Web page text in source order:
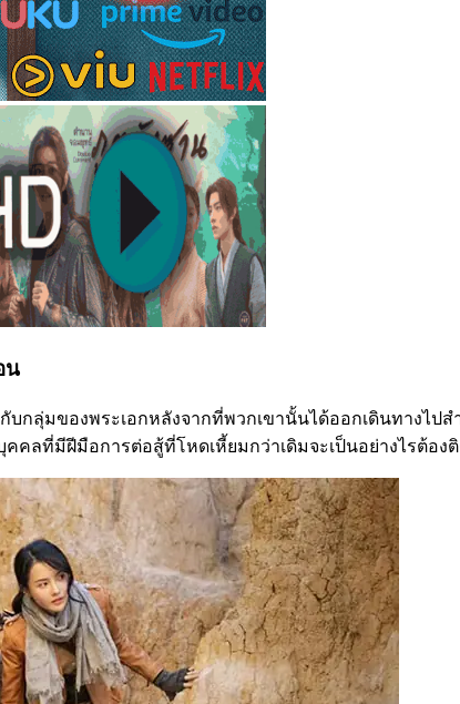
น
บกลุ่มของพระเอกหลังจากที่พวกเขานั้นได้ออกเดินทางไป
คลที่มีฝีมือการต่อสู้ที่โหดเหี้ยมกว่าเดิมจะเป็นอย่างไรต้อง